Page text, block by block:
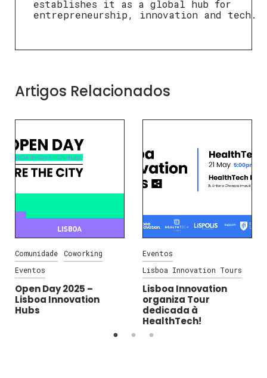
establishes it as a global hub for
entrepreneurship, innovation and tech.
Artigos Relacionados
Comunidade
Coworking
Eventos
Open Day 2025 –
Lisboa Innovation
Hubs
Eventos
Lisboa Innovation Tours
Lisboa Innovation
organiza Tour
dedicada à
HealthTech!